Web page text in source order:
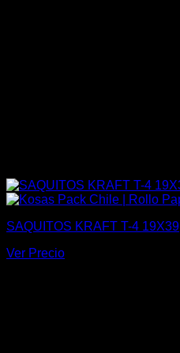
SAQUITOS KRAFT T-4 19X39
Ver Precio